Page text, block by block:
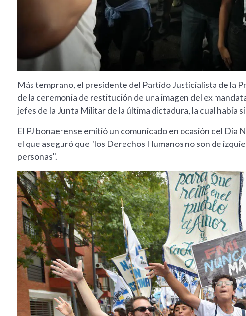
Más temprano, el presidente del Partido Justicialista de la
de la ceremonia de restitución de una imagen del ex
jefes de la Junta Militar de la última dictadura, la cual había
El PJ bonaerense emitió un comunicado en ocasión del Día
el que aseguró que "los Derechos Humanos no son de
personas".